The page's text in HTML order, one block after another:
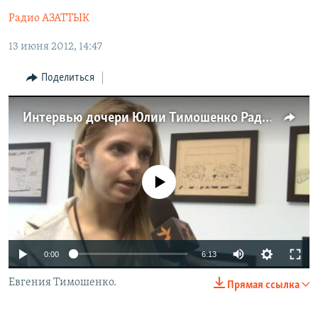
главной
Вернутся
поиску
ТАДЖИКИСТАН
ҚАЗАҚША
КЫРГЫЗЧА
ЎЗБЕКЧА
TÜRKMENÇE
Все сайты РСЕ/РС
Радио АЗАТТЫК
13 июня 2012, 14:47
Поделиться
Интервью дочери Юлии Тимошенко РадиоАзадлыг
No media source currently available
0:00 6:13
Прямая ссылка
Евгения Тимошенко.